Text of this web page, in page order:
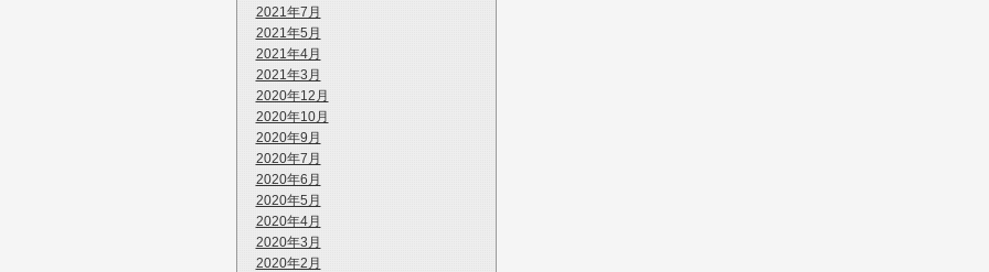
2021年7月
2021年5月
2021年4月
2021年3月
2020年12月
2020年10月
2020年9月
2020年7月
2020年6月
2020年5月
2020年4月
2020年3月
2020年2月